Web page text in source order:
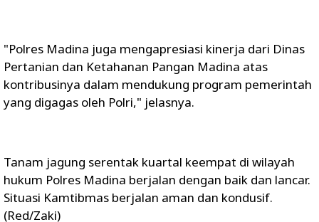
"Polres Madina juga mengapresiasi kinerja dari Dinas
Pertanian dan Ketahanan Pangan Madina atas
kontribusinya dalam mendukung program pemerintah
yang digagas oleh Polri," jelasnya.
Tanam jagung serentak kuartal keempat di wilayah
hukum Polres Madina berjalan dengan baik dan lancar.
Situasi Kamtibmas berjalan aman dan kondusif.
(Red/Zaki)